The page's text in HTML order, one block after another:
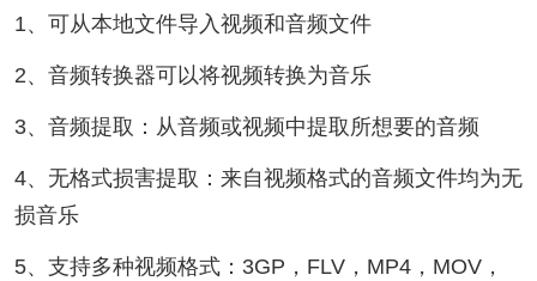
1、可从本地文件导入视频和音频文件
2、音频转换器可以将视频转换为音乐
3、音频提取：从音频或视频中提取所想要的音频
4、无格式损害提取：来自视频格式的音频文件均为无
损音乐
5、支持多种视频格式：3GP，FLV，MP4，MOV，